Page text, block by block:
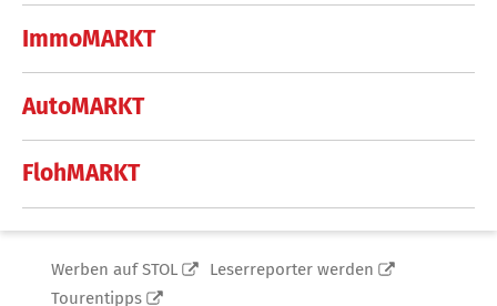
ImmoMARKT
AutoMARKT
FlohMARKT
Werben auf STOL
Leserreporter werden
Tourentipps